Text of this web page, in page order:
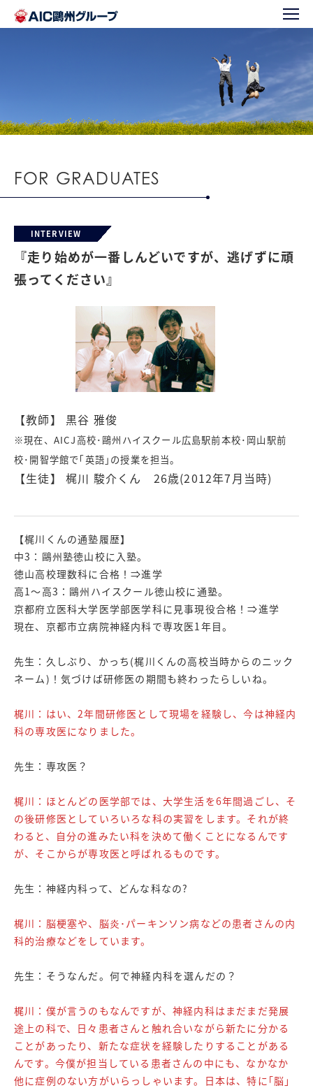
FOR GRADUATES
INTERVIEW
『走り始めが一番しんどいですが、逃げずに頑
張ってください』
【教師】 黒谷 雅俊
※現在、AICJ高校･鷗州ハイスクール広島駅前本校･岡山駅前
校･開智学館で｢英語｣の授業を担当。
【生徒】 梶川 駿介くん 26歳(2012年7月当時)
【梶川くんの通塾履歴】
中3：鷗州塾徳山校に入塾。
徳山高校理数科に合格！⇒進学
高1～高3：鷗州ハイスクール徳山校に通塾。
京都府立医科大学医学部医学科に見事現役合格！⇒進学
現在、京都市立病院神経内科で専攻医1年目。
先生：久しぶり、かっち(梶川くんの高校当時からのニック
ネーム)！気づけば研修医の期間も終わったらしいね。
梶川：はい、2年間研修医として現場を経験し、今は神経内
科の専攻医になりました。
先生：専攻医？
梶川：ほとんどの医学部では、大学生活を6年間過ごし、そ
の後研修医としていろいろな科の実習をします。それが終
わると、自分の進みたい科を決めて働くことになるんです
が、そこからが専攻医と呼ばれるものです。
先生：神経内科って、どんな科なの?
梶川：脳梗塞や、脳炎･パーキンソン病などの患者さんの内
科的治療などをしています。
先生：そうなんだ。何で神経内科を選んだの？
梶川：僕が言うのもなんですが、神経内科はまだまだ発展
途上の科で、日々患者さんと触れ合いながら新たに分かる
ことがあったり、新たな症状を経験したりすることがある
んです。今僕が担当している患者さんの中にも、なかなか
他に症例のない方がいらっしゃいます。日本は、特に｢脳｣